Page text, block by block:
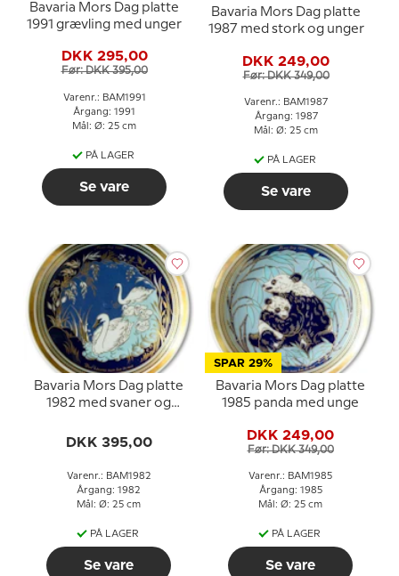
Bavaria Mors Dag platte
1991 grævling med unger
DKK 295,00
Før: DKK 395,00
Varenr.: BAM1991
Årgang: 1991
Mål: Ø: 25 cm
PÅ LAGER
Se vare
Bavaria Mors Dag platte
1987 med stork og unger
DKK 249,00
Før: DKK 349,00
Varenr.: BAM1987
Årgang: 1987
Mål: Ø: 25 cm
PÅ LAGER
Se vare
Bavaria Mors Dag platte
1982 med svaner og
man har är mor"
DKK 395,00
Varenr.: BAM1982
Årgang: 1982
Mål: Ø: 25 cm
PÅ LAGER
Se vare
SPAR 29%
Bavaria Mors Dag platte
1985 panda med unge
DKK 249,00
Før: DKK 349,00
Varenr.: BAM1985
Årgang: 1985
Mål: Ø: 25 cm
PÅ LAGER
Se vare